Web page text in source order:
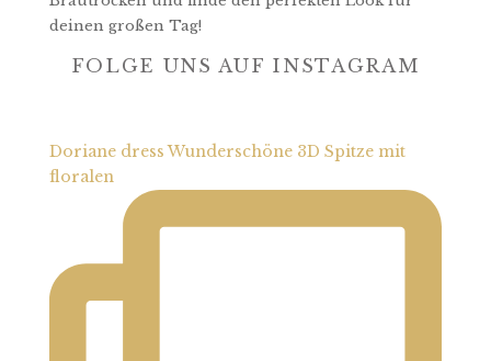
deinen großen Tag!
FOLGE UNS AUF INSTAGRAM
Doriane dress Wunderschöne 3D Spitze mit
floralen